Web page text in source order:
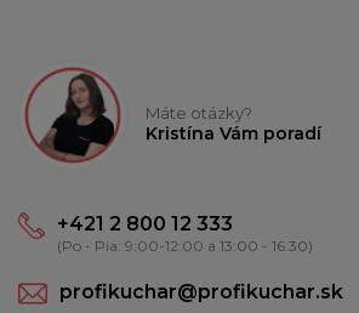
Máte otázky?
Kristína Vám poradí
+421 2 800 12 333
(Po - Pia: 9:00-12:00 a 13:00 - 16:30)
profikuchar@profikuchar.sk